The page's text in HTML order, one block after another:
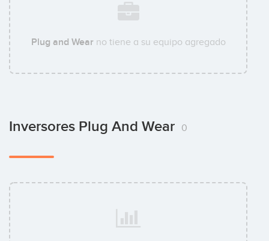
Plug and Wear no tiene a su equipo agregado
Inversores Plug And Wear 0